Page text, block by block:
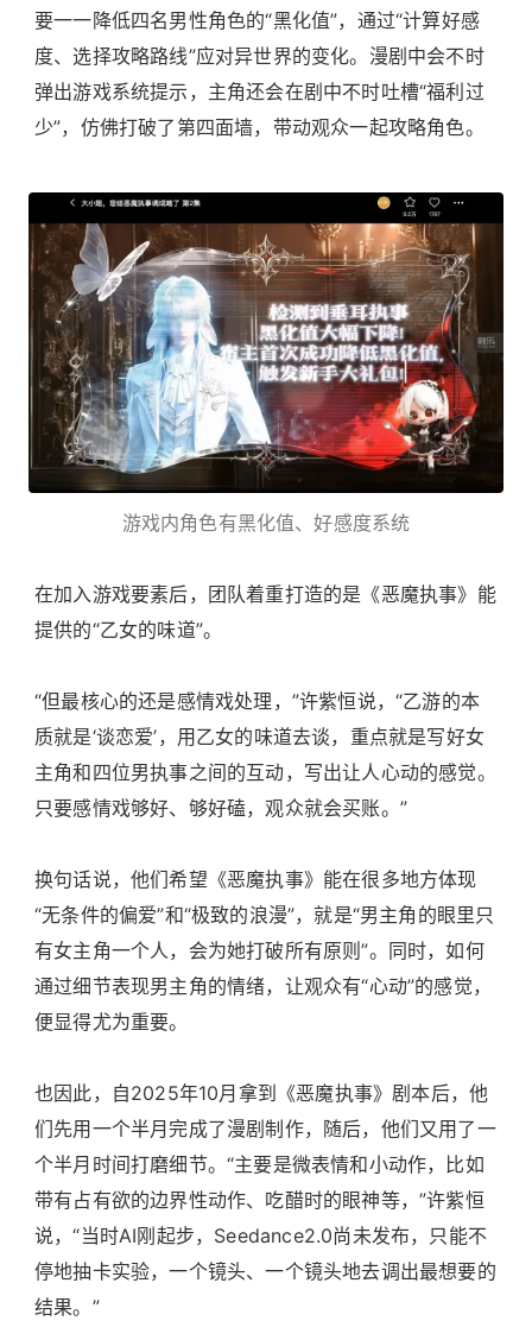
要一一降低四名男性角色的“黑化值”，通过“计算好感
度、选择攻略路线”应对异世界的变化。漫剧中会不时
弹出游戏系统提示，主角还会在剧中不时吐槽“福利过
少”，仿佛打破了第四面墙，带动观众一起攻略角色。
游戏内角色有黑化值、好感度系统
在加入游戏要素后，团队着重打造的是《恶魔执事》能
提供的“乙女的味道”。
“但最核心的还是感情戏处理，”许紫恒说，“乙游的本
质就是‘谈恋爱’，用乙女的味道去谈，重点就是写好女
主角和四位男执事之间的互动，写出让人心动的感觉。
只要感情戏够好、够好磕，观众就会买账。”
换句话说，他们希望《恶魔执事》能在很多地方体现
“无条件的偏爱”和“极致的浪漫”，就是“男主角的眼里只
有女主角一个人，会为她打破所有原则”。同时，如何
通过细节表现男主角的情绪，让观众有“心动”的感觉，
便显得尤为重要。
也因此，自2025年10月拿到《恶魔执事》剧本后，他
们先用一个半月完成了漫剧制作，随后，他们又用了一
个半月时间打磨细节。“主要是微表情和小动作，比如
带有占有欲的边界性动作、吃醋时的眼神等，”许紫恒
说，“当时AI刚起步，Seedance2.0尚未发布，只能不
停地抽卡实验，一个镜头、一个镜头地去调出最想要的
结果。”